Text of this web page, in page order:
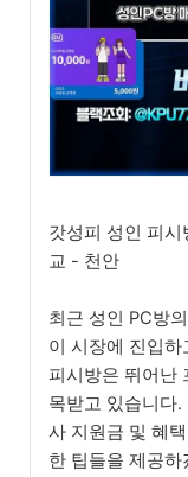
갓성피 성인 피시
교 - 천안
최근 성인 PC방
이 시장에 진입
피시방은 뛰어난
목받고 있습니다
사 지원금 및 혜
한 팁들을 제공하